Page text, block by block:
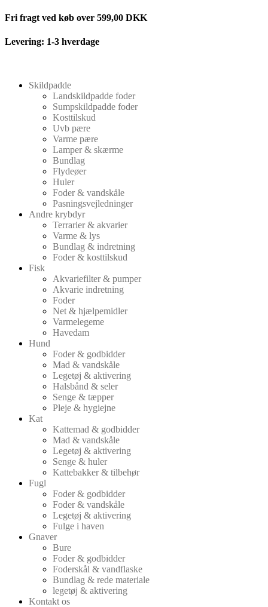
Videre
indhold
Fri fragt ved køb over 599,00 DKK
Levering: 1-3 hverdage
Skildpadde
Landskildpadde foder
Sumpskildpadde foder
Kosttilskud
Uvb pære
Varme pære
Lamper & skærme
Bundlag
Flydeøer
Huler
Foder & vandskåle
Pasningsvejledninger
Andre krybdyr
Terrarier & akvarier
Varme & lys
Bundlag & indretning
Foder & kosttilskud
Fisk
Akvariefilter & pumper
Akvarie indretning
Foder
Net & hjælpemidler
Varmelegeme
Havedam
Hund
Foder & godbidder
Mad & vandskåle
Legetøj & aktivering
Halsbånd & seler
Senge & tæpper
Pleje & hygiejne
Kat
Kattemad & godbidder
Mad & vandskåle
Legetøj & aktivering
Senge & huler
Kattebakker & tilbehør
Fugl
Foder & godbidder
Foder & vandskåle
Legetøj & aktivering
Fulge i haven
Gnaver
Bure
Foder & godbidder
Foderskål & vandflaske
Bundlag & rede materiale
legetøj & aktivering
Kontakt os